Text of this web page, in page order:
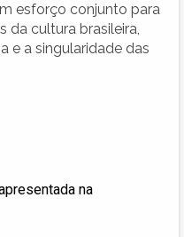
esforço conjunto para
da cultura brasileira,
e a singularidade das
na